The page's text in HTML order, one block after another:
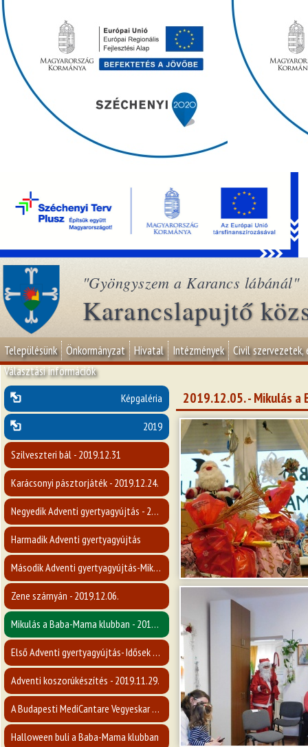
"Gyöngyszem a Karancs lábánál"
Karancslapujtő
Településünk Önkormányzat Hivatal Intézmények Civil szervezetek,
Választási információk
Képgaléria
2019
Szilveszteri bál - 2019.12.31
Karácsonyi pásztorjáték - 2019.12.24.
Negyedik Adventi gyertyagyújtás - 2019.12.22.
Harmadik Adventi gyertyagyújtás
Második Adventi gyertyagyújtás-Mikulásvárás - 2019.12.08.
Zene szárnyán - 2019.12.06.
Mikulás a Baba-Mama klubban - 2019.12.05.
Első Adventi gyertyagyújtás- Idősek napja
Adventi koszorúkészítés - 2019.11.29.
A Budapesti MediCantare Vegyeskar koncertje
Halloween buli a Baba-Mama klubban
2019.12.05. - Mikulás a